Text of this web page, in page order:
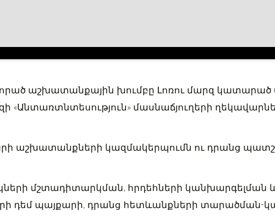
աշխատանքային խումբը Լոռու մարզ կատարած
«Անտառտնտեսություն» մասնաճյուղերի
աշխատանքների կազմակերպումն ու դրանց
մշտադիտարկման, հրդեհների կանխարգելման
դեմ պայքարի, դրանց հետևանքների տարածման-